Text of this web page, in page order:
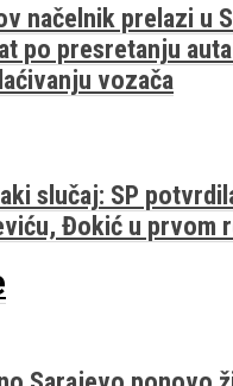
načelnik prelazi u
po presretanju
vozača
slučaj: SP
Đokić u prvom